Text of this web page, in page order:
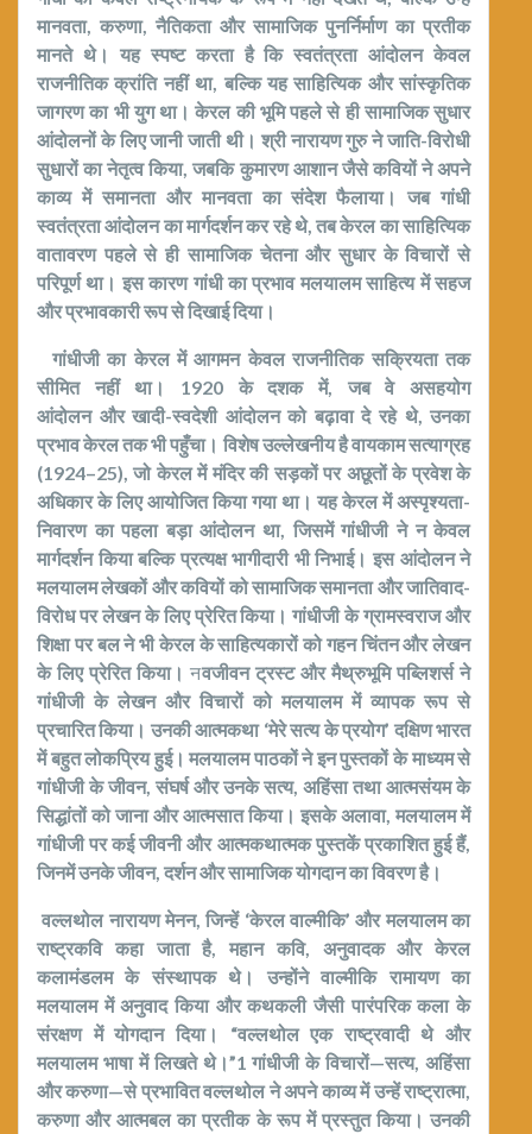
मानवता,करुणा,नैतिकता और सामाजिक पुनर्निर्माण का प्रतीक
मानते थे। यह स्पष्ट करता है कि स्वतंत्रता आंदोलन केवल
राजनीतिक क्रांति नहीं था, बल्कि यह साहित्यिक और सांस्कृतिक
जागरण का भी युग था। केरल की भूमि पहले से ही सामाजिक सुधार
आंदोलनों के लिए जानी जाती थी। श्री नारायण गुरु ने जाति-विरोधी
सुधारों का नेतृत्व किया,जबकि कुमारण आशान जैसे कवियों ने अपने
काव्य में समानता और मानवता का संदेश फैलाया। जब गांधी
स्वतंत्रता आंदोलन का मार्गदर्शन कर रहे थे,तब केरल का साहित्यिक
वातावरण पहले से ही सामाजिक चेतना और सुधार के विचारों से
परिपूर्ण था। इस कारण गांधी का प्रभाव मलयालम साहित्य में सहज
और प्रभावकारी रूप से दिखाई दिया।
गांधीजी का केरल में आगमन केवल राजनीतिक सक्रियता तक
सीमित नहीं था। 1920 के दशक में, जब वे
असहयोग
आंदोलन और खादी-स्वदेशी आंदोलन को बढ़ावा दे रहे थे,उनका
प्रभाव केरल तक भी पहुँचा। विशेष उल्लेखनीय हैवायकाम सत्याग्रह
(1924–25),जो केरल में मंदिर की सड़कों पर अछूतों के प्रवेश के
अधिकार के लिए आयोजित किया गया था। यह केरल में अस्पृश्यता-
निवारण का पहला बड़ा आंदोलन था, जिसमें गांधीजी ने न केवल
मार्गदर्शन किया बल्कि प्रत्यक्ष भागीदारी भी निभाई। इस आंदोलन ने
मलयालम लेखकों और कवियों कोसामाजिक समानता और जातिवाद-
विरोध पर लेखन के लिए प्रेरित किया। गांधीजी के ग्रामस्वराज और
शिक्षा पर बलने भी केरल के साहित्यकारों को गहन चिंतन और लेखन
के लिए प्रेरित किया। नवजीवन ट्रस्ट और मैथ्रुभूमि पब्लिशर्स ने
गांधीजी के लेखन और विचारों को मलयालम में व्यापक रूप से
प्रचारित किया। उनकी आत्मकथा‘मेरे सत्य के प्रयोग’ दक्षिण भारत
में बहुत लोकप्रिय हुई। मलयालम पाठकों ने इन पुस्तकों के माध्यम से
गांधीजी के जीवन,संघर्ष और उनके सत्य,अहिंसा तथा आत्मसंयम के
सिद्धांतों को जाना और आत्मसात किया। इसके अलावा,मलयालम में
गांधीजी पर कई जीवनी और आत्मकथात्मक पुस्तकें प्रकाशित हुई हैं,
जिनमें उनके जीवन, दर्शन और सामाजिक योगदान का विवरण है।
वल्लथोल नारायण मेनन,जिन्हें ‘केरल वाल्मीकि’ और मलयालम का
राष्ट्रकवि कहा जाता है,महान कवि, अनुवादक और केरल
कलामंडलम के संस्थापक थे। उन्होंने वाल्मीकि रामायण का
मलयालम में अनुवाद किया और कथकली जैसी पारंपरिक कला के
संरक्षण में योगदान दिया। “वल्लथोल एक राष्ट्रवादी थे और
मलयालम भाषा में लिखते थे।”1 गांधीजी के विचारों—सत्य,अहिंसा
और करुणा—से प्रभावित वल्लथोल ने अपने काव्य में उन्हें राष्ट्रात्मा,
करुणा और आत्मबल का प्रतीक के रूप में प्रस्तुत किया। उनकी